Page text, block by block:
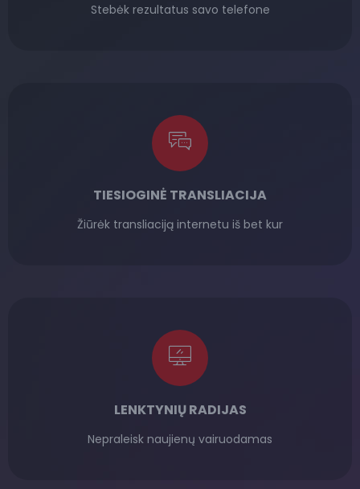
Stebėk rezultatus savo telefone
TIESIOGINĖ TRANSLIACIJA
Žiūrėk transliaciją internetu iš bet kur
LENKTYNIŲ RADIJAS
Nepraleisk naujienų vairuodamas